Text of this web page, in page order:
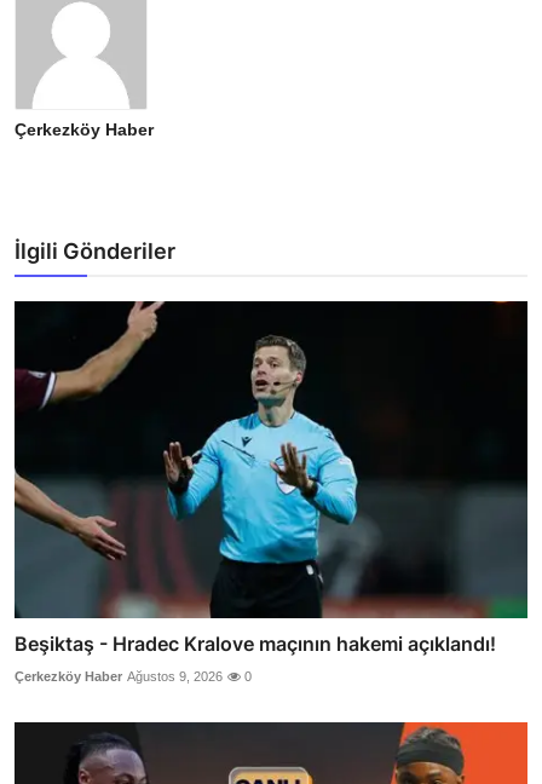
Çerkezköy Haber
İlgili Gönderiler
Beşiktaş - Hradec Kralove maçının hakemi açıklandı!
Çerkezköy Haber Ağustos 9, 2026 0